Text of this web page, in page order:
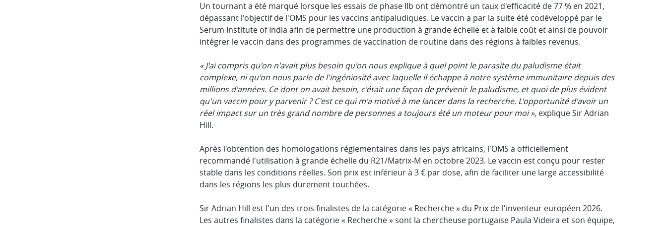
Un tournant a été marqué lorsque les essais de phase IIb ont démontré un taux d'efficacité de 77 % en 2021,
dépassant l'objectif de l'OMS pour les vaccins antipaludiques. Le vaccin a par la suite été codéveloppé par le
Serum Institute of India afin de permettre une production à grande échelle et à faible coût et ainsi de pouvoir
intégrer le vaccin dans des programmes de vaccination de routine dans des régions à faibles revenus.
« J'ai compris qu'on n'avait plus besoin qu'on nous explique à quel point le parasite du paludisme était
complexe, ni qu'on nous parle de l'ingéniosité avec laquelle il échappe à notre système immunitaire depuis des
millions d'années. Ce dont on avait besoin, c'était une façon de prévenir le paludisme, et quoi de plus évident
qu'un vaccin pour y parvenir ? C'est ce qui m'a motivé à me lancer dans la recherche. L'opportunité d'avoir un
réel impact sur un très grand nombre de personnes a toujours été un moteur pour moi », explique Sir Adrian
Hill.
Après l'obtention des homologations réglementaires dans les pays africains, l'OMS a officiellement
recommandé l'utilisation à grande échelle du R21/Matrix-M en octobre 2023. Le vaccin est conçu pour rester
stable dans les conditions réelles. Son prix est inférieur à 3 € par dose, afin de faciliter une large accessibilité
dans les régions les plus durement touchées.
Sir Adrian Hill est l'un des trois finalistes de la catégorie « Recherche » du Prix de l'inventeur européen 2026.
Les autres finalistes dans la catégorie « Recherche » sont la chercheuse portugaise Paula Videira et son équipe,